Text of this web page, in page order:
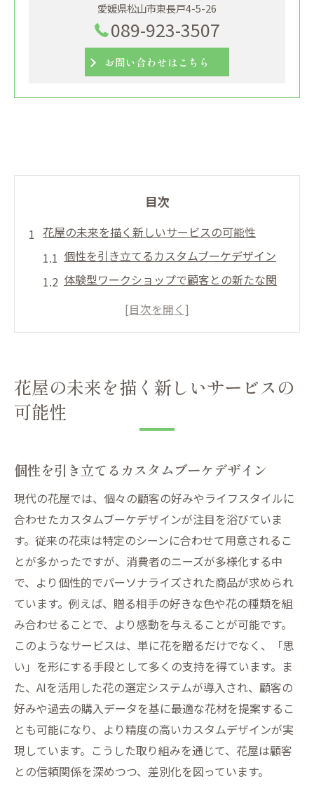
愛媛県松山市東長戸4-5-26
089-923-3507
お問い合わせはこちら
目次
花屋の未来を描く新しいサービスの可能性
個性を引き立てるカスタムブーケデザイン
体験型ワークショップで顧客との新たな関
小規模ビジネス向けのソリューション提供
テクノロジーの進化で変わる花屋のビジネスモ
IoT技術を利用した花の品質管理
得
データ分析による需要予測と在庫管理
仮想現実を利用した店内体験の提供
スマートフォンアプリでの購買体験向上
オンラインレビューを活用した信頼構築
オンライン販売がもたらす花業界の変革
eコマースサイトの最適化戦略
SNSを活用したプロモーション活動
配送ネットワークの強化によるサービス向
上
オンライン限定商品の開発と提供
デジタルマーケティングでのブランド構築
花屋の未来を描く新しいサービスの
可能性
個性を引き立てるカスタムブーケデザイン
現代の花屋では、個々の顧客の好みやライフスタイルに
合わせたカスタムブーケデザインが注目を浴びていま
す。従来の花束は特定のシーンに合わせて用意されるこ
とが多かったですが、消費者のニーズが多様化する中
で、より個性的でパーソナライズされた商品が求められ
ています。例えば、贈る相手の好きな色や花の種類を組
み合わせることで、より感動を与えることが可能です。
このようなサービスは、単に花を贈るだけでなく、「思
い」を形にする手段として多くの支持を得ています。ま
た、AIを活用した花の選定システムが導入され、顧客の
好みや過去の購入データを基に最適な花材を提案するこ
とも可能になり、より精度の高いカスタムデザインが実
現しています。こうした取り組みを通じて、花屋は顧客
との信頼関係を深めつつ、差別化を図っています。